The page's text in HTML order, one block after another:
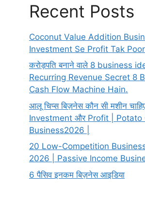
Recent Posts
Coconut Value Addition
Investment Se Profit Tak
करोड़पति बनाने वाले 8 business
Recurring Revenue Secret 8
Cash Flow Machine Hain.
आलू चिप्स बिज़नेस कौन सी मशीन
Investment और Profit | Potato
Business2026 |
20 Low-Competition
2026 | Passive Income
6 पैसिव इनकम बिज़नेस आइडिया